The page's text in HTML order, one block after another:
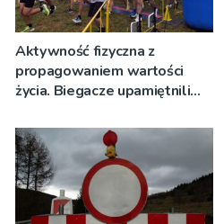
Aktywność fizyczna z
propagowaniem wartości
życia. Biegacze upamiętnili